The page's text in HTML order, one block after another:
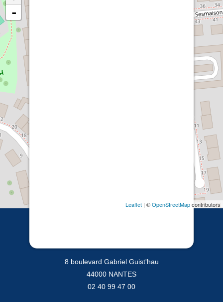
-
Leaflet | ©OpenStreetMapcontributors
8 boulevard Gabriel Guist'hau
44000 NANTES
02 40 99 47 00